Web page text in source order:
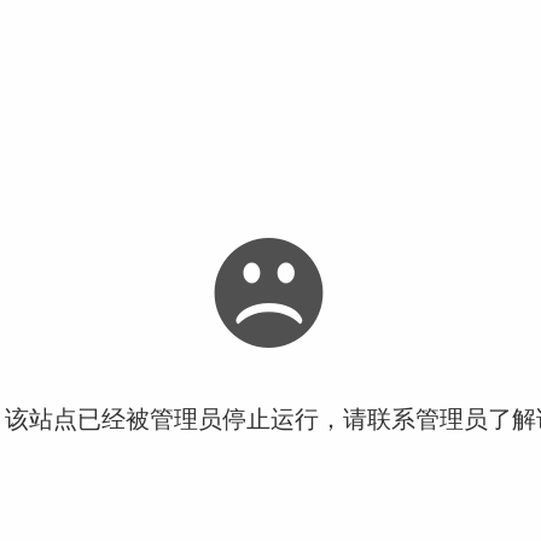
站点已经被管理员停止运行，请联系管理员了